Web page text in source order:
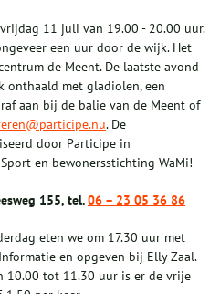
11 juli van 19.00 - 20.00 uur.
een uur door de wijk. Het
de Meent. De laatste avond
onthaald met gladiolen, een
aan bij de balie van de Meent of
. De
door Participe in
en bewonersstichting WaMi!
155, tel.06 – 23 05 36 86
eten we om 17.30 uur met
en opgeven bij Elly Zaal.
10.00 tot 11.30 uur is er de vrije